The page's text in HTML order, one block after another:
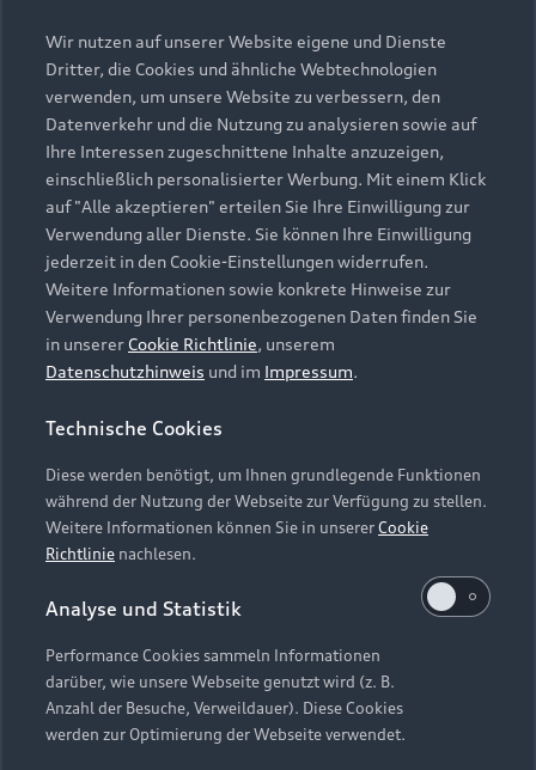
Alle Modelle
Modelle vergleichen
Elektromodelle
Plug-in-Hybride
Kaufen & leasen
Neuwagensuche
Gebrauchtwagensuche
Gebrauchtwagen
Finanzierung
Aktionen & Angebote
Geschäftskunden
Service & Zubehör
Saisonale Angebote
Audi Services
Garantie
Audi digital services
myAudi
Support
Kundenservice
Händlersuche
Audi Code
Online-Terminvereinbarung
Servicekontakt
Vertrag widerrufen
Über Audi
Unternehmen
Karriere
Investor Relations
Presse & Media Center
Datenschutz
Audi erleben
Newsletter
Impressum Rechtliches
Hinweisgebersystem
Datenschutzinformation
Cookie-Einstellungen
Cookie-Richtlinie
Barrierefreiheit
Hinweis: Die aktuelle Darstellung und Anordnung der
Embleme am Fahrzeug bei allen Abbildungen auf dieser
Webseite kann abweichen.
Wir nutzen auf unserer Website eigene und Dienste
Dritter, die Cookies und ähnliche Webtechnologien
verwenden, um unsere Website zu verbessern, den
Datenverkehr und die Nutzung zu analysieren sowie auf
Ihre Interessen zugeschnittene Inhalte anzuzeigen,
einschließlich personalisierter Werbung. Mit einem Klick
auf "Alle akzeptieren" erteilen Sie Ihre Einwilligung zur
Verwendung aller Dienste. Sie können Ihre Einwilligung
jederzeit in den Cookie-Einstellungen widerrufen.
Weitere Informationen sowie konkrete Hinweise zur
Verwendung Ihrer personenbezogenen Daten finden Sie
in unserer Cookie Richtlinie, unserem
Datenschutzhinweis und im Impressum.
Technische Cookies
Diese werden benötigt, um Ihnen grundlegende Funktionen
während der Nutzung der Webseite zur Verfügung zu stellen.
Weitere Informationen können Sie in unsererCookie
Richtlinie nachlesen.
Analyse und Statistik
Performance Cookies sammeln Informationen
darüber, wie unsere Webseite genutzt wird (z. B.
Anzahl der Besuche, Verweildauer). Diese Cookies
werden zur Optimierung der Webseite verwendet.